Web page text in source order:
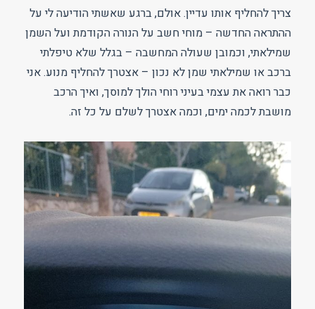
צריך להחליף אותו עדיין. אולם, ברגע שאשתי הודיעה לי על
ההתראה החדשה – מוחי חשב על הנורה הקודמת ועל השמן
שמילאתי, וכמובן שעולה המחשבה – בגלל שלא טיפלתי
ברכב או שמילאתי שמן לא נכון – אצטרך להחליף מנוע. אני
כבר רואה את עצמי בעיני רוחי הולך למוסך, ואיך הרכב
מושבת לכמה ימים, וכמה אצטרך לשלם על כל זה.